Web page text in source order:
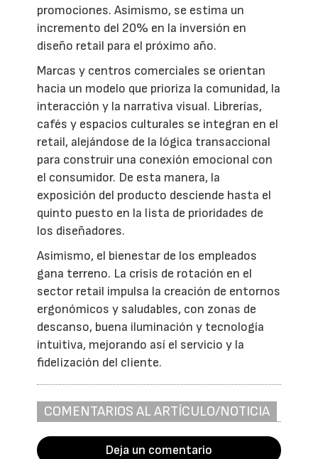
promociones. Asimismo, se estima un
incremento del 20% en la inversión en
diseño retail para el próximo año.
Marcas y centros comerciales se orientan
hacia un modelo que prioriza la comunidad, la
interacción y la narrativa visual. Librerías,
cafés y espacios culturales se integran en el
retail, alejándose de la lógica transaccional
para construir una conexión emocional con
el consumidor. De esta manera, la
exposición del producto desciende hasta el
quinto puesto en la lista de prioridades de
los diseñadores.
Asimismo, el bienestar de los empleados
gana terreno. La crisis de rotación en el
sector retail impulsa la creación de entornos
ergonómicos y saludables, con zonas de
descanso, buena iluminación y tecnología
intuitiva, mejorando así el servicio y la
fidelización del cliente.
COMENTARIOS AL ARTÍCULO/NOTICIA
Deja un comentario